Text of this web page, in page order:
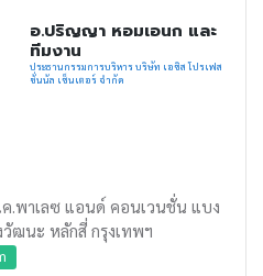
อ.ปริญญา หอมเอนก และ
ทีมงาน
ประธานกรรมการบริหาร บริษัท เอซิส โปรเฟส
ชั่นนัล เซ็นเตอร์ จำกัด
ค.พาเลซ แอนด์ คอนเวนชั่น แบง
ฒนะ หลักสี่ กรุงเทพฯ